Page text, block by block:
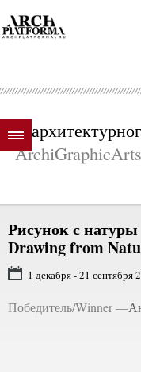
Рисунок с натуры
Drawing from
1 декабря - 21 сентября
Победитель/Winner —